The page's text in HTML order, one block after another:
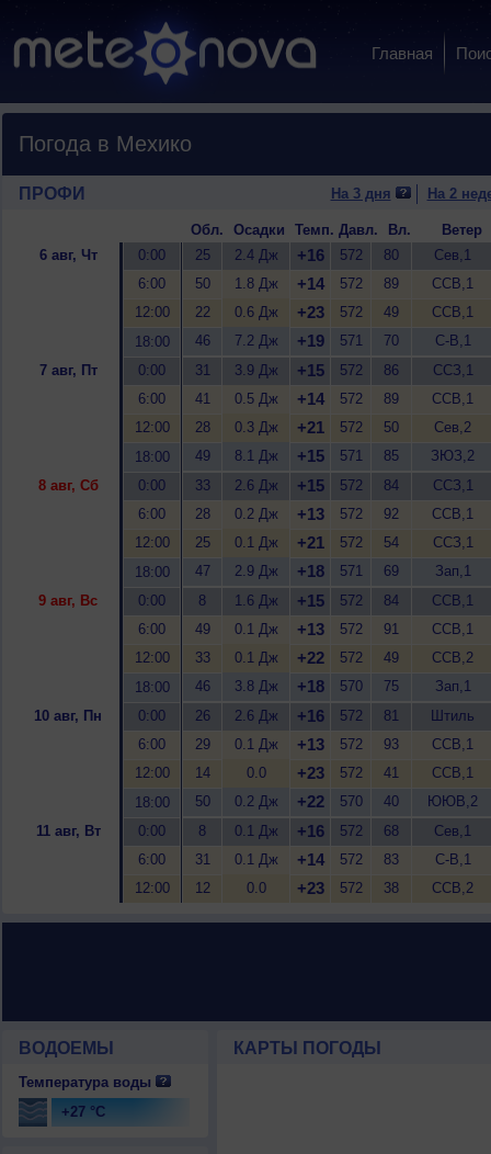
Главная
Погода в Мехико
ПРОФИ На 3 дня На 2
Обл. Осадки Темп. Давл. Вл.
Ветер
6 авг, Чт
0:00 25 2.4 Дж +16 572 80
Сев,1
6:00
50 1.8 Дж +14 572 89
ССВ,1
12:00
22 0.6 Дж +23 572 49
ССВ,1
18:00
46 7.2 Дж +19 571 70
С-В,1
7 авг, Пт
0:00 31 3.9 Дж +15 572 86
ССЗ,1
6:00
41 0.5 Дж +14 572 89
ССВ,1
12:00
28 0.3 Дж +21 572 50
Сев,2
18:00
49 8.1 Дж +15 571 85
ЗЮЗ,2
8 авг, Сб
0:00 33 2.6 Дж +15 572 84
ССЗ,1
6:00
28 0.2 Дж +13 572 92
ССВ,1
12:00
25 0.1 Дж +21 572 54
ССЗ,1
18:00
47 2.9 Дж +18 571 69
Зап,1
9 авг, Вс
0:00 8 1.6 Дж +15 572 84
ССВ,1
6:00
49 0.1 Дж +13 572 91
ССВ,1
12:00
33 0.1 Дж +22 572 49
ССВ,2
18:00
46 3.8 Дж +18 570 75
Зап,1
10 авг, Пн
0:00 26 2.6 Дж +16 572 81
Штиль
6:00
29 0.1 Дж +13 572 93
ССВ,1
12:00
14 0.0 +23 572 41
ССВ,1
18:00
50 0.2 Дж +22 570 40
ЮЮВ,2
11 авг, Вт
0:00 8 0.1 Дж +16 572 68
Сев,1
6:00
31 0.1 Дж +14 572 83
С-В,1
12:00
12 0.0 +23 572 38 ССВ,2
ВОДОЕМЫ
Температура воды
+27 °C
КАРТЫ ПОГОДЫ